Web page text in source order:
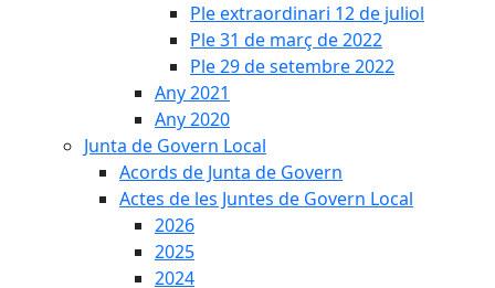
Ple extraordinari 12 de juliol
Ple 31 de març de 2022
Ple 29 de setembre 2022
Any 2021
Any 2020
Junta de Govern Local
Acords de Junta de Govern
Actes de les Juntes de Govern Local
2026
2025
2024